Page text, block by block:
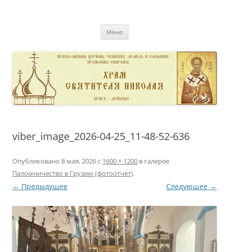
Меню
viber_image_2026-04-25_11-48-52-636
Опубликовано 8 мая, 2026с 1600 × 1200 в галерее
Паломничество в Грузию (фотоотчет).
← Предыдущее Следующее →